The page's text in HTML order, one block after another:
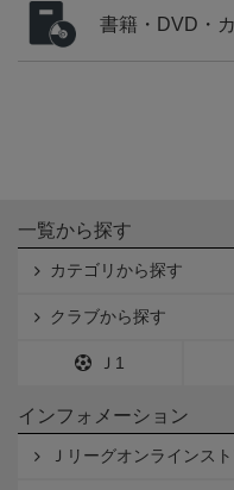
書籍・DVD・
一覧から探す
カテゴリから探す
クラブから探す
Ｊ1
インフォメーション
Ｊリーグオンラインス